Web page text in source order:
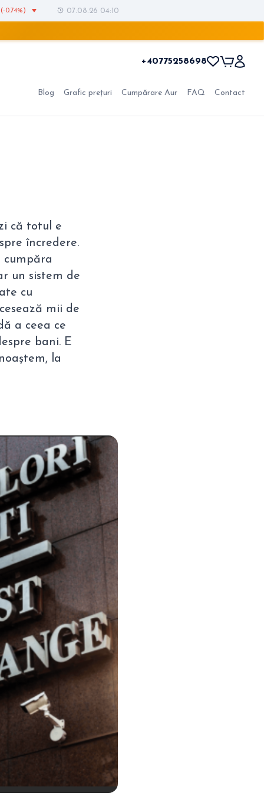
(-0.74%) 07.08.26 04:10
+40775258698
Blog Grafic prețuri Cumpărare Aur FAQ Contact
că totul e
încredere.
cumpăra
un sistem de
cu
mii de
a ceea ce
bani. E
la